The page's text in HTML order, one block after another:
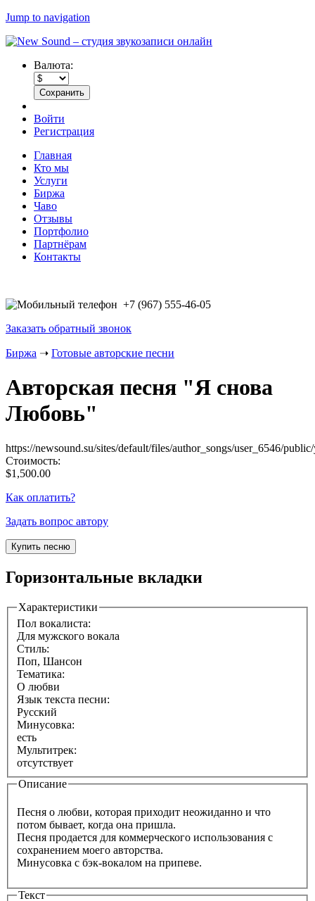
Jump to navigation
Валюта:
Войти
Регистрация
Главная
Кто мы
Услуги
Биржа
Чаво
Отзывы
Портфолио
Партнёрам
Контакты
+7 (967) 555-46-05
Заказать обратный звонок
Биржа ➝ Готовые авторские песни
Авторская песня "Я снова
Любовь"
https://newsound.su/sites/default/files/author_songs/user_6546/
Стоимость:
$1,500.00
Как оплатить?
Задать вопрос автору
Горизонтальные вкладки
Характеристики
Пол вокалиста:
Для мужского вокала
Стиль:
Поп, Шансон
Тематика:
О любви
Язык текста песни:
Русский
Минусовка:
есть
Мультитрек:
отсутствует
Описание
Песня о любви, которая приходит неожиданно и что
потом бывает, когда она пришла.
Песня продается для коммерческого использования с
сохранением моего авторства.
Минусовка с бэк-вокалом на припеве.
Текст